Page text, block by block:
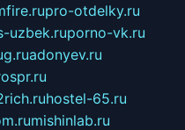
pro-otdelky.ru
uzbek.ruporno-vk.ru
adonyev.ru
hostel-65.ru
mishinlab.ru